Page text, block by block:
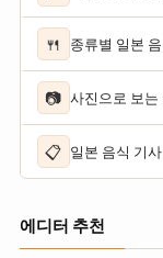
🍴 종류별 일본
📷 사진으로 보는
📋 일본 음식 기사
에디터 추천